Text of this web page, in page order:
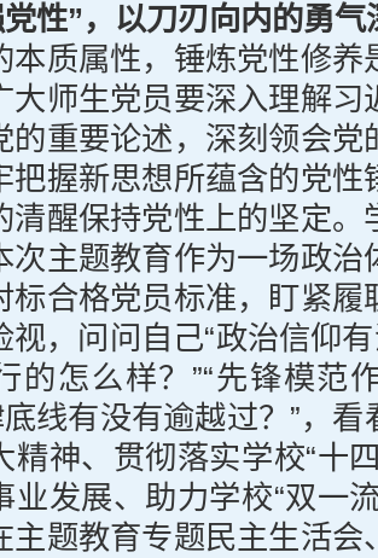
性”，以刀刃向内的勇
本质属性，锤炼党性修养
大师生党员要深入理解习
的重要论述，深刻领会党
把握新思想所蕴含的党性
清醒保持党性上的坚定。
次主题教育作为一场政治
标合格党员标准，盯紧履
视，问问自己“政治信仰
的怎么样？”“先锋模范
底线有没有逾越过？”，
精神、贯彻落实学校“十
业发展、助力学校“双一
主题教育专题民主生活会